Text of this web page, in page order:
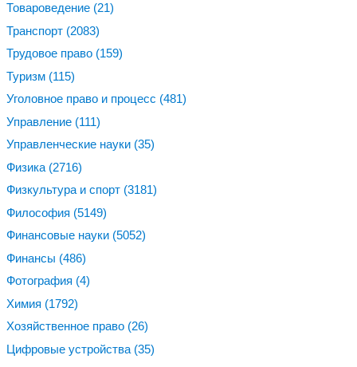
Товароведение (21)
Транспорт (2083)
Трудовое право (159)
Туризм (115)
Уголовное право и процесс (481)
Управление (111)
Управленческие науки (35)
Физика (2716)
Физкультура и спорт (3181)
Философия (5149)
Финансовые науки (5052)
Финансы (486)
Фотография (4)
Химия (1792)
Хозяйственное право (26)
Цифровые устройства (35)